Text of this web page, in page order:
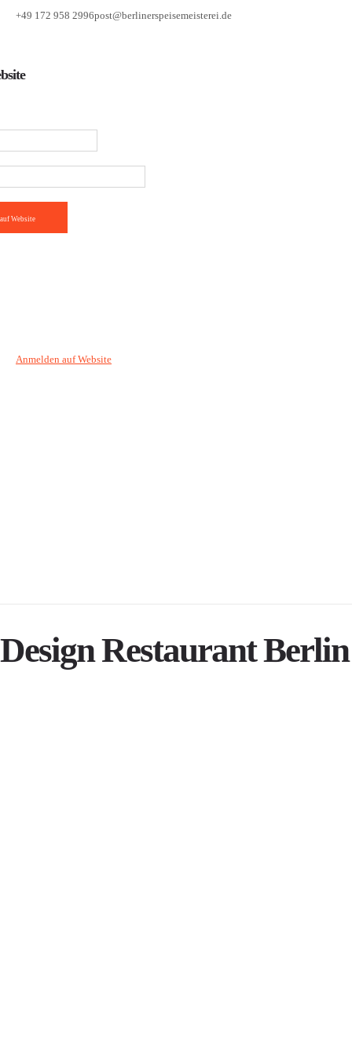
+49 172 958 2996post@berlinerspeisemeisterei.de
Website
Anmelden auf Website
Design Restaurant Berlin